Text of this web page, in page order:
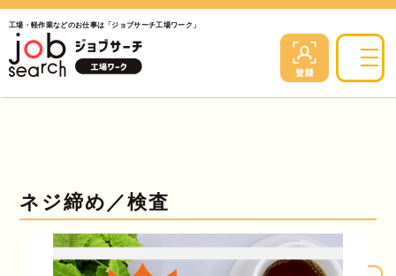
工場・軽作業などのお仕事は「ジョブサーチ工場ワーク」
ネジ締め／検査